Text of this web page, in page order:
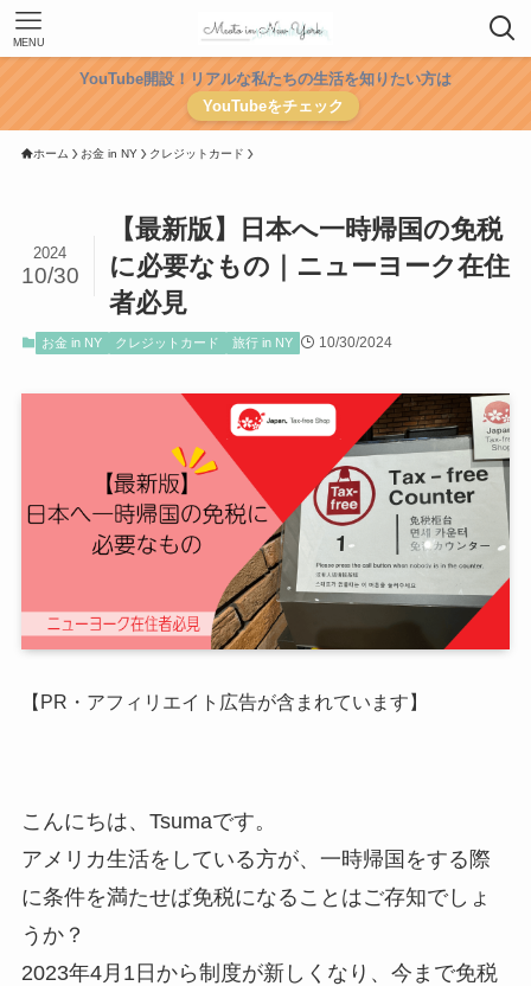
MENU
YouTube開設！リアルな私たちの生活を知りたい方は
YouTubeをチェック
ホーム お金 in NY クレジットカード
【最新版】日本へ一時帰国の免税
に必要なもの｜ニューヨーク在住
者必見
2024
10/30
お金 in NY クレジットカード 旅行 in NY 10/30/2024
【PR・アフィリエイト広告が含まれています】
こんにちは、Tsumaです。
アメリカ生活をしている方が、一時帰国をする際
に条件を満たせば免税になることはご存知でしょ
うか？
2023年4月1日から制度が新しくなり、今まで免税